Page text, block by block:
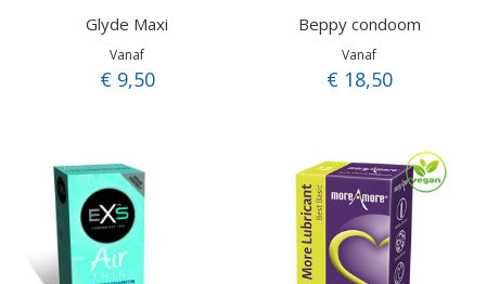
Glyde Maxi
Vanaf
€ 9,50
Beppy condoom
Vanaf
€ 18,50